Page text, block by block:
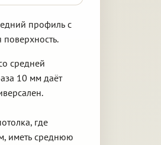
профиль с
средней
10 мм даёт
где
иметь среднюю